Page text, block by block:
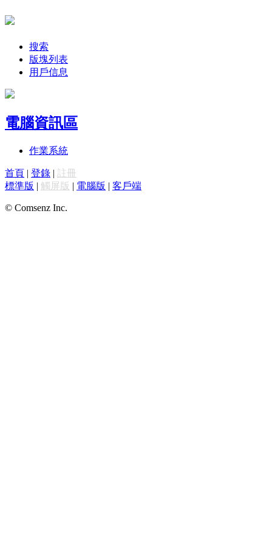
搜索
版塊列表
用戶信息
電腦資訊區
作業系統
首頁 | 登錄 | 註冊
標準版 | 觸屏版 | 電腦版 | 客戶端
© Comsenz Inc.